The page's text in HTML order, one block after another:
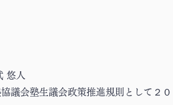
悠人
議会塾生議会政策推進規則として２